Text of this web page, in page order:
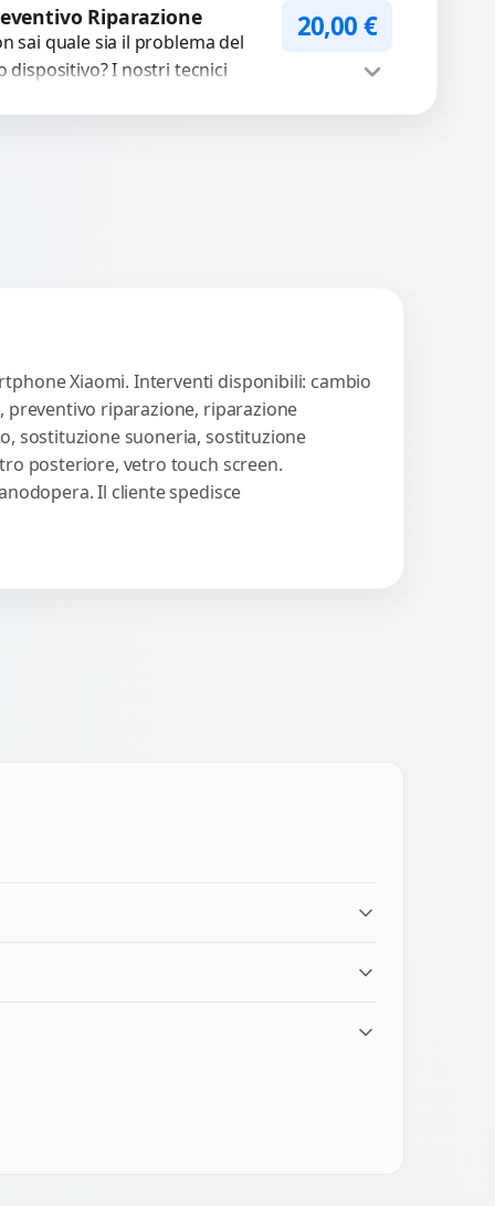
Riparazione
sai quale sia il problema del
dispositivo? I nostri tecnici
20,00€
Xiaomi. Interventi disponibili: cambio
riparazione, riparazione
sostituzione suoneria, sostituzione
posteriore, vetro touch screen.
Il cliente spedisce